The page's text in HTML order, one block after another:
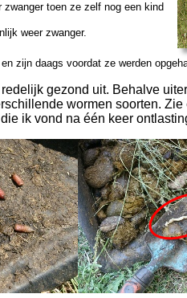
zijn daags voordat ze werden
gezond uit. Behalve
wormen soorten.
ik vond na één keer
toen ze zelf nog een kind
weer zwanger.